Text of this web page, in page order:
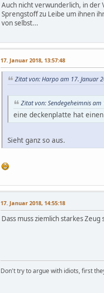
Auch nicht verwunderlich, in der
Sprengstoff zu Leibe um ihnen
von selbst...
17. Januar 2018, 13:57:48
Zitat von: Harpo am 17. Januar
Zitat von: Sendegeheimnis
eine deckenplatte hat
Sieht ganz so aus.
17. Januar 2018, 14:55:18
Dass muss ziemlich starkes
Don't try to argue with idiots, first